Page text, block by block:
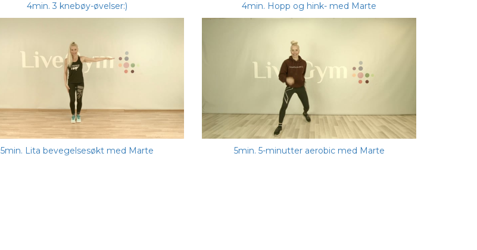
4min. 3 knebøy-øvelser:) 4min. Hopp og hink- med Marte
5min. Lita bevegelsesøkt med Marte 5min. 5-minutter aerobic med Marte